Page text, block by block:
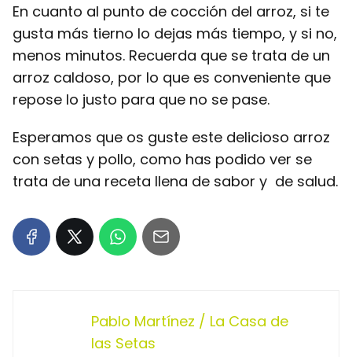
En cuanto al punto de cocción del arroz, si te
gusta más tierno lo dejas más tiempo, y si no,
menos minutos. Recuerda que se trata de un
arroz caldoso, por lo que es conveniente que
repose lo justo para que no se pase.
Esperamos que os guste este delicioso arroz
con setas y pollo, como has podido ver se
trata de una receta llena de sabor y de salud.
Pablo Martínez / La Casa de
las Setas